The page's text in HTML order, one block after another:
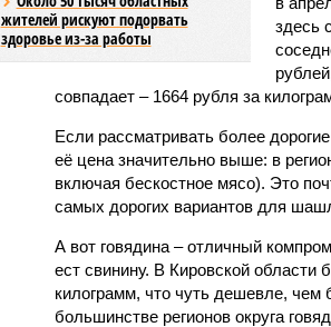
жителей рискуют подорвать
здоровье из-за работы
здесь
совпадает – 1664 рубля за
Если рассматривать более
её цена значительно выше: в
включая бескостное мясо). Это
самых дорогих вариантов для
А вот говядина – отличный
ест свинину. В Кировской области
килограмм, что чуть дешевле, чем
большинстве регионов округа